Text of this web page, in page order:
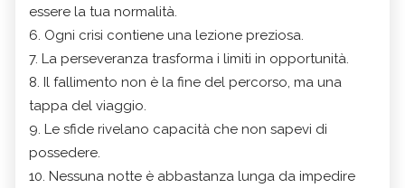
essere la tua normalità.
6. Ogni crisi contiene una lezione preziosa.
7. La perseveranza trasforma i limiti in opportunità.
8. Il fallimento non è la fine del percorso, ma una
tappa del viaggio.
9. Le sfide rivelano capacità che non sapevi di
possedere.
10. Nessuna notte è abbastanza lunga da impedire